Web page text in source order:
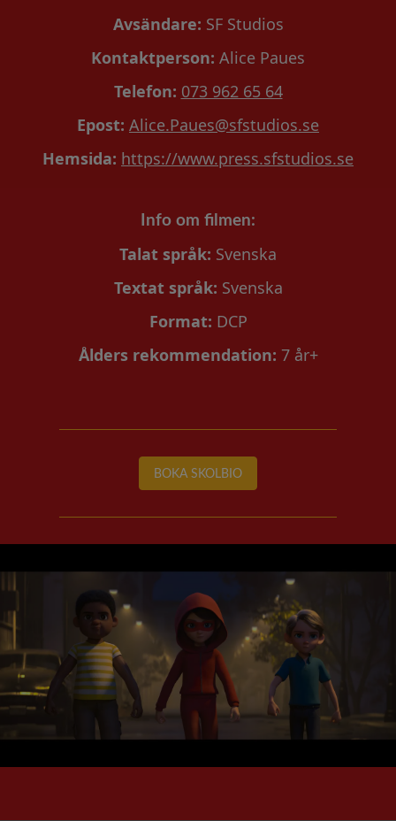
Avsändare: SF Studios
Kontaktperson: Alice Paues
Telefon: 073 962 65 64
Epost: Alice.Paues@sfstudios.se
Hemsida: https://www.press.sfstudios.se
Info om filmen:
Talat språk: Svenska
Textat språk: Svenska
Format: DCP
Ålders rekommendation: 7 år+
BOKA SKOLBIO